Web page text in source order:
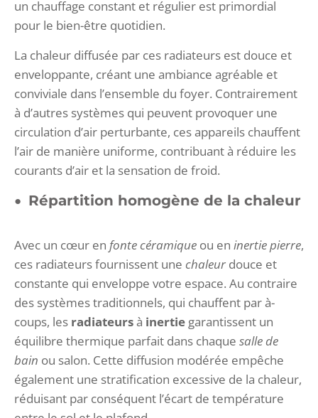
un chauffage constant et régulier est primordial
pour le bien-être quotidien.
La chaleur diffusée par ces radiateurs est douce et
enveloppante, créant une ambiance agréable et
conviviale dans l’ensemble du foyer. Contrairement
à d’autres systèmes qui peuvent provoquer une
circulation d’air perturbante, ces appareils chauffent
l’air de manière uniforme, contribuant à réduire les
courants d’air et la sensation de froid.
Répartition homogène de la chaleur
Avec un cœur en fonte céramique ou en inertie pierre,
ces radiateurs fournissent une chaleur douce et
constante qui enveloppe votre espace. Au contraire
des systèmes traditionnels, qui chauffent par à-
coups, les radiateursà inertie garantissent un
équilibre thermique parfait dans chaque salle de
bain ou salon. Cette diffusion modérée empêche
également une stratification excessive de la chaleur,
réduisant par conséquent l’écart de température